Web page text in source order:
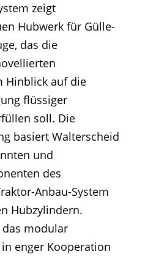
zeigt
Hubwerk für Gülle-
das die
Hinblick auf die
flüssiger
soll. Die
basiert Walterscheid
und
des
Anbau-System
Hubzylindern.
modular
enger Kooperation